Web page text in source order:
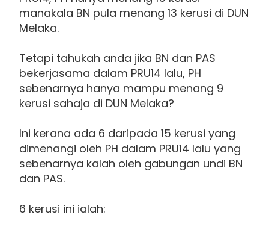
manakala BN pula menang 13 kerusi di DUN
Melaka.
Tetapi tahukah anda jika BN dan PAS
bekerjasama dalam PRU14 lalu, PH
sebenarnya hanya mampu menang 9
kerusi sahaja di DUN Melaka?
Ini kerana ada 6 daripada 15 kerusi yang
dimenangi oleh PH dalam PRU14 lalu yang
sebenarnya kalah oleh gabungan undi BN
dan PAS.
6 kerusi ini ialah: